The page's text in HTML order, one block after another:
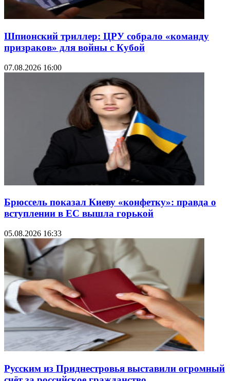
Шпионский триллер: ЦРУ собрало «команду
призраков» для войны с Кубой
07.08.2026 16:00
Брюссель показал Киеву «конфетку»: правда о
вступлении в ЕС вышла горькой
05.08.2026 16:33
Русским из Приднестровья выставили огромный